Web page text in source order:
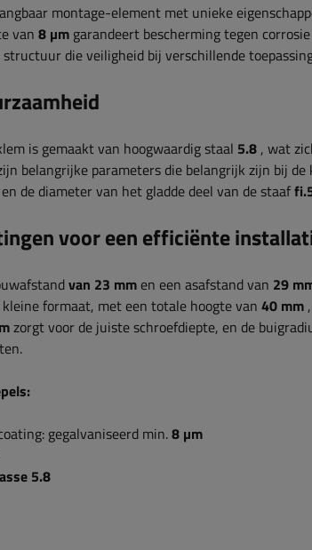
montage-element met unieke
van 8 µm garandeert bescherming tegen
die veiligheid bij verschillende
is gemaakt van hoogwaardig staal 5.8 , wat
belangrijke parameters die belangrijk zijn bij
de diameter van het gladde deel van de staaf
voor een efficiënte
van 23 mm en een asafstand van 29
formaat, met een totale hoogte van 40 mm
zorgt voor de juiste schroefdiepte, en de
gegalvaniseerd min.8 µm
5.8